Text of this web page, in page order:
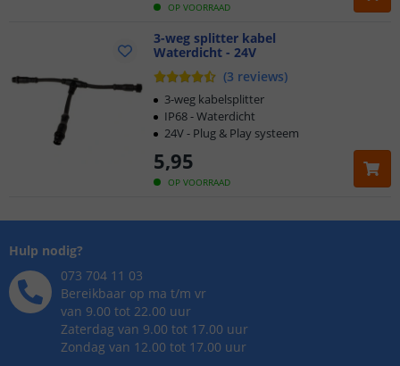
OP VOORRAAD
3-weg splitter kabel
Waterdicht - 24V
(3 reviews)
OP VOORRAAD
5,95
3-weg kabelsplitter
IP68 - Waterdicht
24V - Plug & Play systeem
Hulp nodig?
073 704 11 03
Bereikbaar op ma t/m vr
van 9.00 tot 22.00 uur
Zaterdag van 9.00 tot 17.00 uur
Zondag van 12.00 tot 17.00 uur